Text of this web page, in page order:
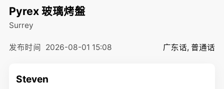
Pyrex 玻璃烤盤
Surrey
发布时间 2026-08-01 15:08 广东话, 普通话
Steven